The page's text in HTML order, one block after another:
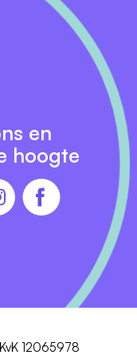
en
hoogte
12065978